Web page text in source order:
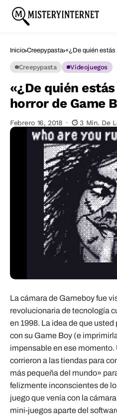
Inicio Creepypasta «¿De quién
Creepypasta Videojuegos
«¿De quién
horror de Game
Febrero 16, 2018 3 Min. De
La cámara de Gameboy fue
revolucionaria de tecnología
en 1998. La idea de que
con su Game Boy (e
impensable en ese momento.
corrieron a las tiendas para
más pequeña del mundo»
felizmente inconscientes de
juego que venía con la
mini-juegos aparte del